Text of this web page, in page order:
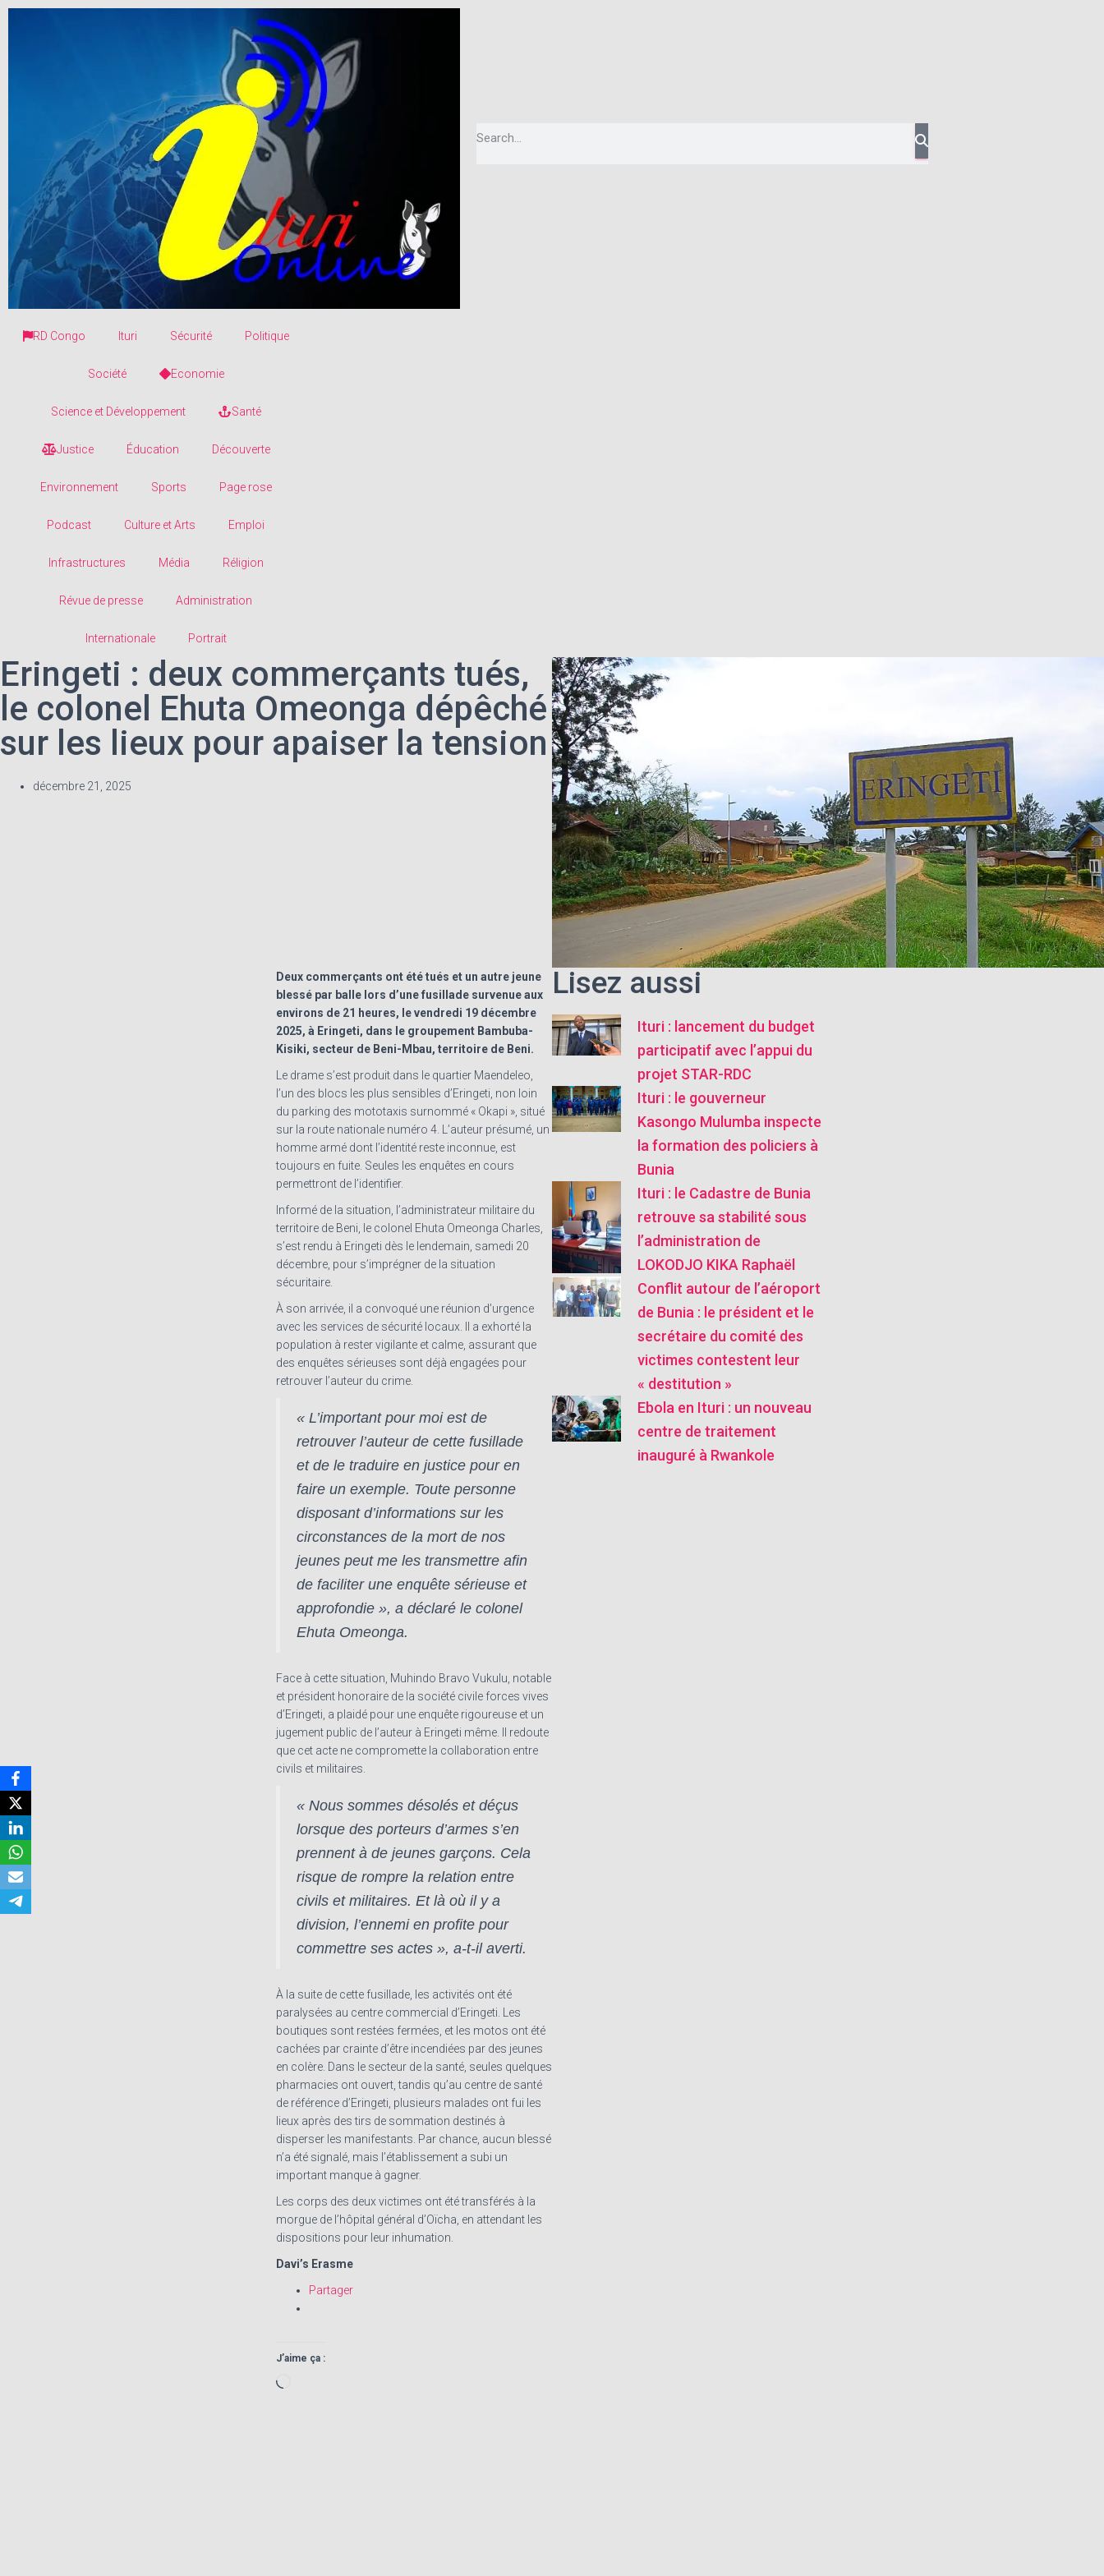
RD Congo Ituri Sécurité Politique
Société Economie
Science et Développement Santé
Justice Éducation Découverte
Environnement Sports Page rose
Podcast Culture et Arts Emploi
Infrastructures Média Réligion
Révue de presse Administration
Internationale Portrait
Eringeti : deux commerçants tués,
le colonel Ehuta Omeonga dépêché
sur les lieux pour apaiser la tension
décembre 21, 2025
Deux commerçants ont été tués et un autre jeune
blessé par balle lors d’une fusillade survenue aux
environs de 21 heures, le vendredi 19 décembre
2025, à Eringeti, dans le groupement Bambuba-
Kisiki, secteur de Beni-Mbau, territoire de Beni.
Le drame s’est produit dans le quartier Maendeleo,
l’un des blocs les plus sensibles d’Eringeti, non loin
du parking des mototaxis surnommé « Okapi », situé
sur la route nationale numéro 4. L’auteur présumé, un
homme armé dont l’identité reste inconnue, est
toujours en fuite. Seules les enquêtes en cours
permettront de l’identifier.
Informé de la situation, l’administrateur militaire du
territoire de Beni, le colonel Ehuta Omeonga Charles,
s’est rendu à Eringeti dès le lendemain, samedi 20
décembre, pour s’imprégner de la situation
sécuritaire.
À son arrivée, il a convoqué une réunion d’urgence
avec les services de sécurité locaux. Il a exhorté la
population à rester vigilante et calme, assurant que
des enquêtes sérieuses sont déjà engagées pour
retrouver l’auteur du crime.
« L’important pour moi est de
retrouver l’auteur de cette fusillade
et de le traduire en justice pour en
faire un exemple. Toute personne
disposant d’informations sur les
circonstances de la mort de nos
jeunes peut me les transmettre afin
de faciliter une enquête sérieuse et
approfondie », a déclaré le colonel
Ehuta Omeonga.
Face à cette situation, Muhindo Bravo Vukulu, notable
et président honoraire de la société civile forces vives
d’Eringeti, a plaidé pour une enquête rigoureuse et un
jugement public de l’auteur à Eringeti même. Il redoute
que cet acte ne compromette la collaboration entre
civils et militaires.
« Nous sommes désolés et déçus
lorsque des porteurs d’armes s’en
prennent à de jeunes garçons. Cela
risque de rompre la relation entre
civils et militaires. Et là où il y a
division, l’ennemi en profite pour
commettre ses actes », a-t-il averti.
À la suite de cette fusillade, les activités ont été
paralysées au centre commercial d’Eringeti. Les
boutiques sont restées fermées, et les motos ont été
cachées par crainte d’être incendiées par des jeunes
en colère. Dans le secteur de la santé, seules quelques
pharmacies ont ouvert, tandis qu’au centre de santé
de référence d’Eringeti, plusieurs malades ont fui les
lieux après des tirs de sommation destinés à
disperser les manifestants. Par chance, aucun blessé
n’a été signalé, mais l’établissement a subi un
important manque à gagner.
Les corps des deux victimes ont été transférés à la
morgue de l’hôpital général d’Oïcha, en attendant les
dispositions pour leur inhumation.
Davi’s Erasme
Partager
J’aime ça :
Lisez aussi
Ituri : lancement du budget
participatif avec l’appui du
projet STAR-RDC
Ituri : le gouverneur
Kasongo Mulumba inspecte
la formation des policiers à
Bunia
Ituri : le Cadastre de Bunia
retrouve sa stabilité sous
l’administration de
LOKODJO KIKA Raphaël
Conflit autour de l’aéroport
de Bunia : le président et le
secrétaire du comité des
victimes contestent leur
« destitution »
Ebola en Ituri : un nouveau
centre de traitement
inauguré à Rwankole